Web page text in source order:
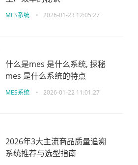
MES系统 • 2026-01-23 12:05:27
什么是mes 是什么系统, 探秘
mes 是什么系统的特点
MES系统 • 2026-01-22 11:01:27
2026年3大主流商品质量追溯
系统推荐与选型指南